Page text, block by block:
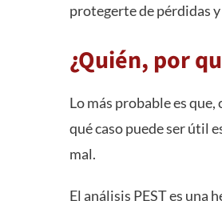
protegerte de pérdidas
¿Quién, por
Lo más probable es
qué caso puede ser útil
mal.
El análisis PEST es